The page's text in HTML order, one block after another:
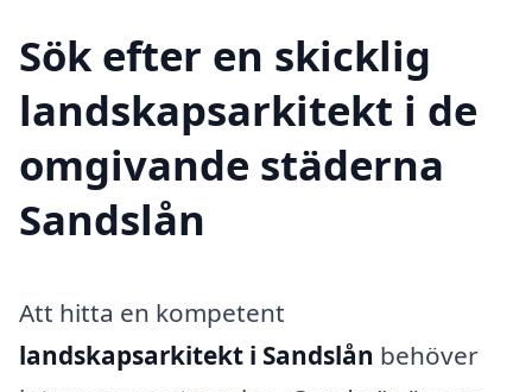
Sök efter en skicklig
landskapsarkitekt i de
omgivande städerna
Sandslån
Att hitta en kompetent
landskapsarkitekt i Sandslån behöver